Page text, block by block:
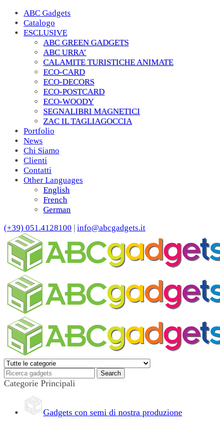
ABC Gadgets
Catalogo
ESCLUSIVE
ABC GREEN GADGETS
ABC URRA’
CALAMITE TURISTICHE ANIMATE
ECO-CARD
ECO-DECORS
ECO-POSTCARD
ECO-WOODY
SEGNALIBRI MAGNETICI
ZAC IL TAGLIAGOCCIA
Portfolio
News
Chi Siamo
Clienti
Contatti
Other Languages
English
French
German
(+39) 051.4128100 | info@abcgadgets.it
Categorie Principali
Gadgets con semi di nostra produzione